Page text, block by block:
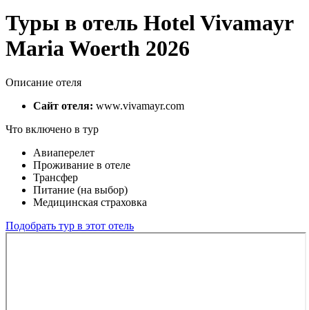
Туры в отель Hotel Vivamayr
Maria Woerth 2026
Описание отеля
Сайт отеля: www.vivamayr.com
Что включено в тур
Авиаперелет
Проживание в отеле
Трансфер
Питание (на выбор)
Медицинская страховка
Подобрать тур в этот отель